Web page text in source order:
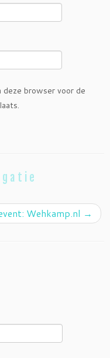
deze browser voor de
Wehkamp.nl →